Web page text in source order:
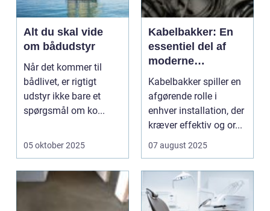
Alt du skal vide
om bådudstyr
Når det kommer til
bådlivet, er rigtigt
udstyr ikke bare et
spørgsmål om ko...
05 oktober 2025
Kabelbakker: En
essentiel del af
moderne
kabelføring
Kabelbakker spiller en
afgørende rolle i
enhver installation, der
kræver effektiv og or...
07 august 2025